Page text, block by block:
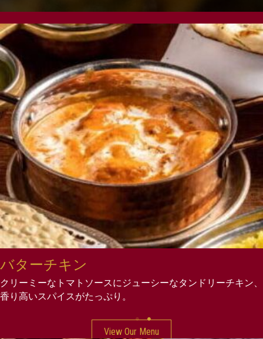
バターチキン
クリーミーなトマトソースにジューシーなタンドリーチキン、
香り高いスパイスがたっぷり。
View Our Menu